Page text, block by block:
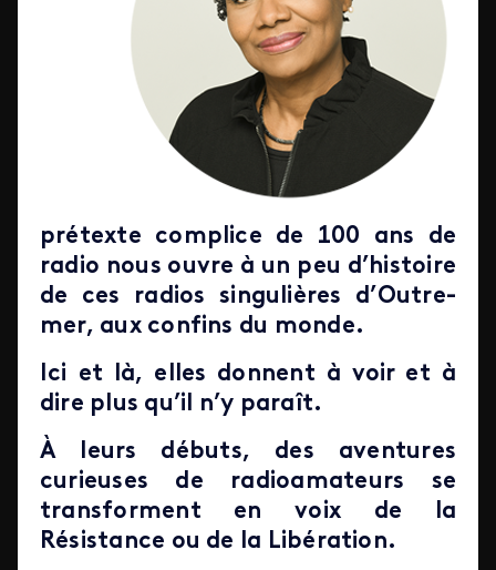
prétexte complice de 100 ans de
radio nous ouvre à un peu d’histoire
de ces radios singulières d’Outre-
mer, aux confins du monde.
Ici et là, elles donnent à voir et à
dire plus qu’il n’y paraît.
À leurs débuts, des aventures
curieuses de radioamateurs se
transforment en voix de la
Résistance ou de la Libération.